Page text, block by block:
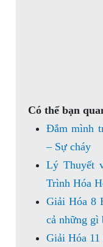
Có thể bạn
Đắm mình
– Sự cháy
Lý Thuyết
Trình Hóa
Giải Hóa 8
cả những gì
Giải Hóa 11